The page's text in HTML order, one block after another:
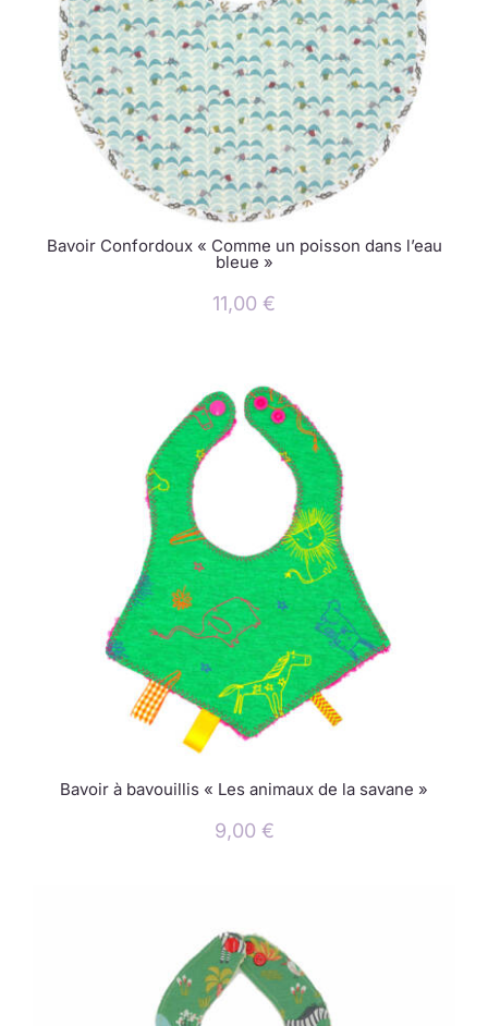
Bavoir Confordoux « Comme un poisson dans l’eau
bleue »
11,00 €
Bavoir à bavouillis « Les animaux de la savane »
9,00 €